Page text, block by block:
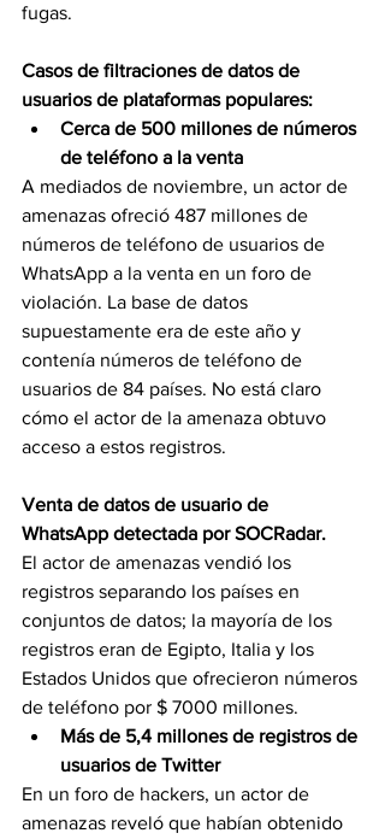
fugas.
Casos de filtraciones de datos de
usuarios de plataformas populares:
Cerca de 500 millones de números
de teléfono a la venta
A mediados de noviembre, un actor de
amenazas ofreció 487 millones de
números de teléfono de usuarios de
WhatsApp a la venta en un foro de
violación. La base de datos
supuestamente era de este año y
contenía números de teléfono de
usuarios de 84 países. No está claro
cómo el actor de la amenaza obtuvo
acceso a estos registros.
Venta de datos de usuario de
WhatsApp detectada por SOCRadar.
El actor de amenazas vendió los
registros separando los países en
conjuntos de datos; la mayoría de los
registros eran de Egipto, Italia y los
Estados Unidos que ofrecieron números
de teléfono por $ 7000 millones.
Más de 5,4 millones de registros de
usuarios de Twitter
En un foro de hackers, un actor de
amenazas reveló que habían obtenido